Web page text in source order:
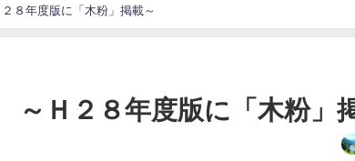
８年度版に「木粉」掲載～
Ｈ２８年度版に「木粉」